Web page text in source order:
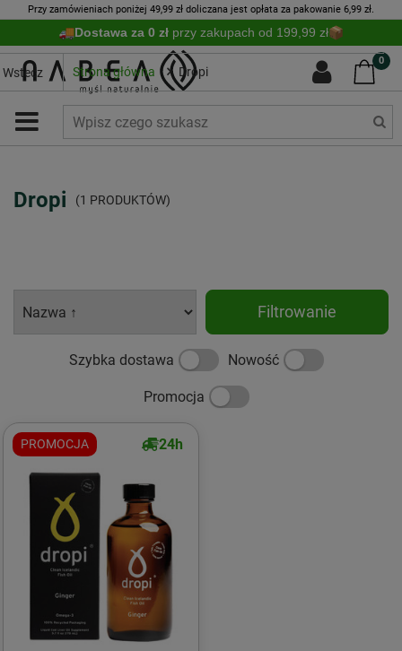
Przy zamówieniach poniżej 49,99 zł doliczana jest opłata za pakowanie 6,99 zł.
Dostawa za 0 zł przy zakupach od 199,99 zł
0
Wstecz Strona główna Dropi
Dropi (1 PRODUKTÓW)
Filtrowanie
Szybka dostawa Nowość
Promocja
PROMOCJA 24h